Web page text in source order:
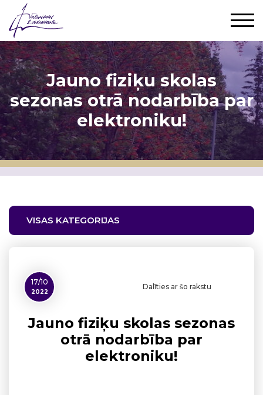
Jauno fiziķu skolas
sezonas otrā nodarbība par
elektroniku!
VISAS KATEGORIJAS
17/10
2022
Dalīties ar šo rakstu
Jauno fiziķu skolas sezonas
otrā nodarbība par
elektroniku!